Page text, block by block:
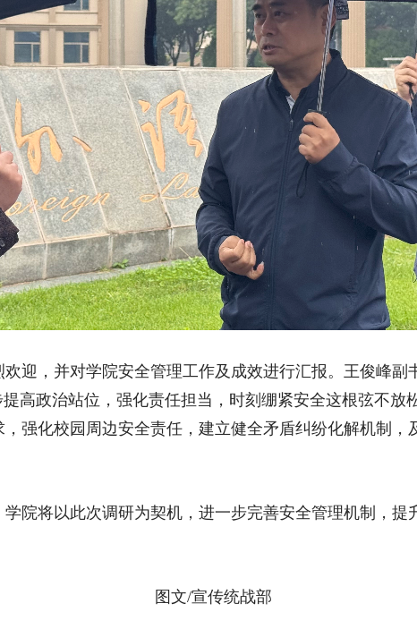
迎，并对学院安全管理工作及成效进行汇报。王俊峰副
高政治站位，强化责任担当，时刻绷紧安全这根弦不
强化校园周边安全责任，建立健全矛盾纠纷化解机制
院将以此次调研为契机，进一步完善安全管理机制，
统战部